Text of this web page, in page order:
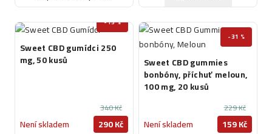
-15 %
Sweet CBD gumídci 250
mg, 50 kusů
Není skladem
340 Kč
290 Kč
-31 %
Sweet CBD gummies
bonbóny, příchuť meloun,
100 mg, 20 kusů
Není skladem
229 Kč
159 Kč